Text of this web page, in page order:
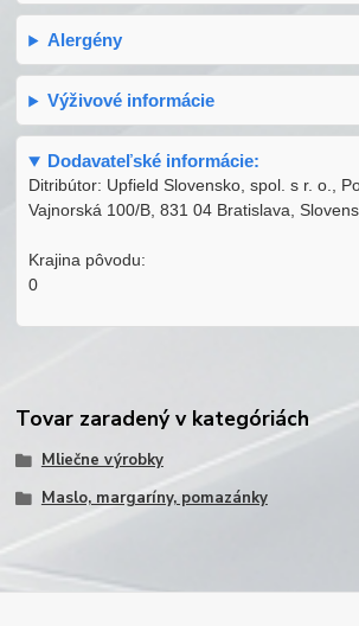
Alergény
Výživové informácie
Dodavateľské informácie:
Ditribútor: Upfield Slovensko, spol. s r. o.,
Vajnorská 100/B, 831 04 Bratislava,
Krajina pôvodu:
0
Tovar zaradený v kategóriách
Mliečne výrobky
Maslo, margaríny, pomazánky